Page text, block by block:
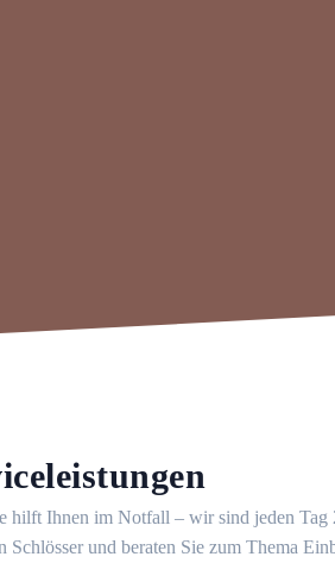
hilft Ihnen im Notfall – wir sind jeden Tag
und beraten Sie zum Thema